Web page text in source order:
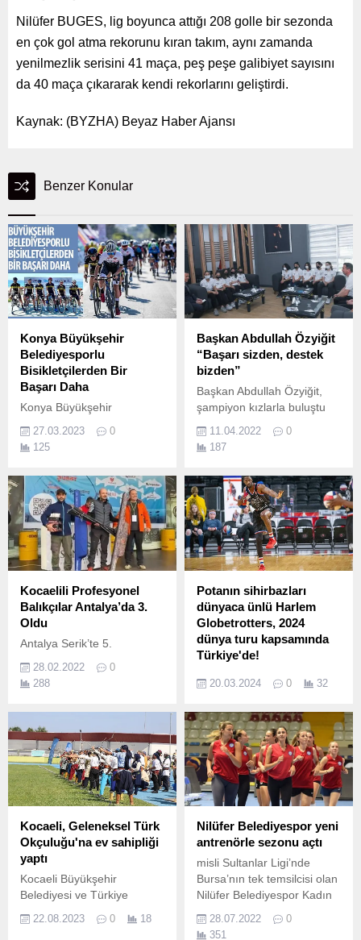
Nilüfer BUGES, lig boyunca attığı 208 golle bir sezonda
en çok gol atma rekorunu kıran takım, aynı zamanda
yenilmezlik serisini 41 maça, peş peşe galibiyet sayısını
da 40 maça çıkararak kendi rekorlarını geliştirdi.
Kaynak: (BYZHA) Beyaz Haber Ajansı
Benzer Konular
Konya Büyükşehir
Belediyesporlu
Bisikletçilerden Bir
Başarı Daha
Konya Büyükşehir
Bisiklet Takımı Alanya’da
düzenlenen yarışlarda
Konya’yı gururlandırdı.
27.03.2023
0
125
Başkan Abdullah Özyiğit
“Başarı sizden, destek
bizden”
Başkan Abdullah Özyiğit,
şampiyon kızlarla buluştu
Belediyesinin desteğiyle
Türkiye Okullar Arası Yıldız
Şampiyonası’nda mücadele
eden ve Türkiye şampiyonu
olan Yenişehir Pirireis
Ortaokulu oyuncuları
Yenişehir Belediye Başkanı
Abdullah Özyiğit’i ziyaret
etti.
11.04.2022
0
187
Kocaelili Profesyonel
Balıkçılar Antalya’da 3.
Oldu
Antalya Serik’te 5.
28.02.2022
0
288
Potanın sihirbazları
dünyaca ünlü Harlem
Globetrotters, 2024
dünya turu kapsamında
Türkiye'de!
Mayıs Cuma günü Ankara
Mayıs Pazar günü İstanbul
Volkswagen Arena’da
hayranlarıyla buluşacak.
20.03.2024 0 32
Kocaeli, Geleneksel Türk
Okçuluğu'na ev sahipliği
yaptı
Kocaeli Büyükşehir
Belediyesi ve Türkiye
Federasyonu iş birliğinde
22.08.2023 0 18
Nilüfer Belediyespor yeni
antrenörle sezonu açtı
misli Sultanlar Ligi’nde
Bursa’nın tek temsilcisi olan
Nilüfer Belediyespor Kadın
sezonu hazırlıklarına yeni
28.07.2022
0
351